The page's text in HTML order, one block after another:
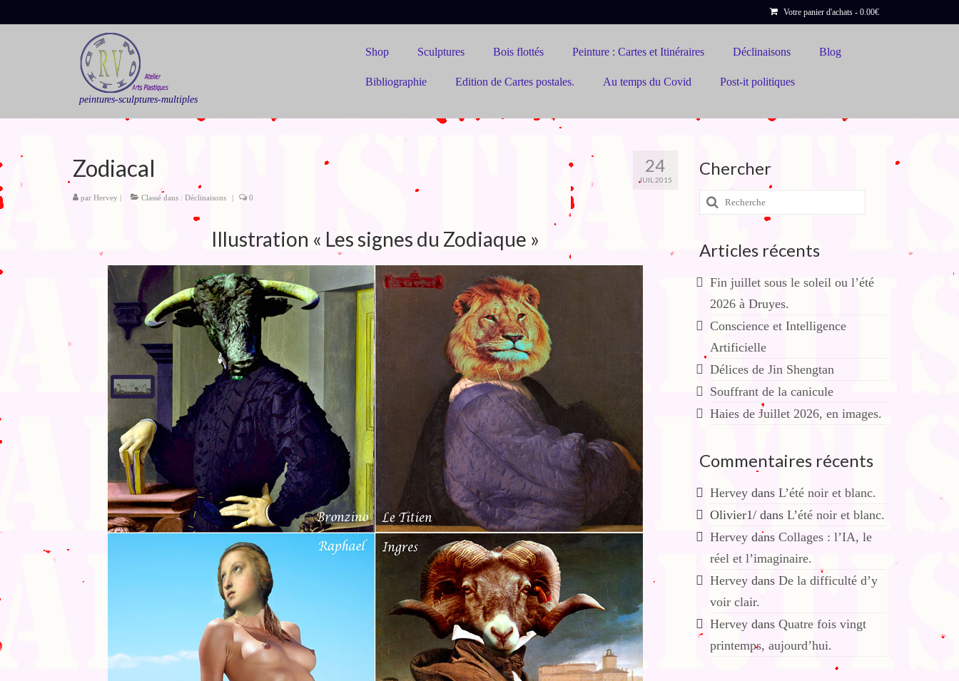
Votre panier d'achats - 0.00€
peintures-sculptures-multiples
Shop Sculptures Bois flottés Peinture : Cartes et Itinéraires Déclinaisons Blog
Bibliographie Edition de Cartes postales. Au temps du Covid Post-it politiques
24
JUIL 2015
Zodiacal
par Hervey | Classé dans : Déclinaisons | 0
Illustration « Les signes du Zodiaque »
Chercher
Rechercher
:
Articles récents
Fin juillet sous le soleil ou l’été
2026 à Druyes.
Conscience et Intelligence
Artificielle
Délices de Jin Shengtan
Souffrant de la canicule
Haies de Juillet 2026, en images.
Commentaires récents
Herveydans L’été noir et blanc.
Olivier1/dans L’été noir et blanc.
Herveydans Collages : l’IA, le
réel et l’imaginaire.
Herveydans De la difficulté d’y
voir clair.
Herveydans Quatre fois vingt
printemps, aujourd’hui.